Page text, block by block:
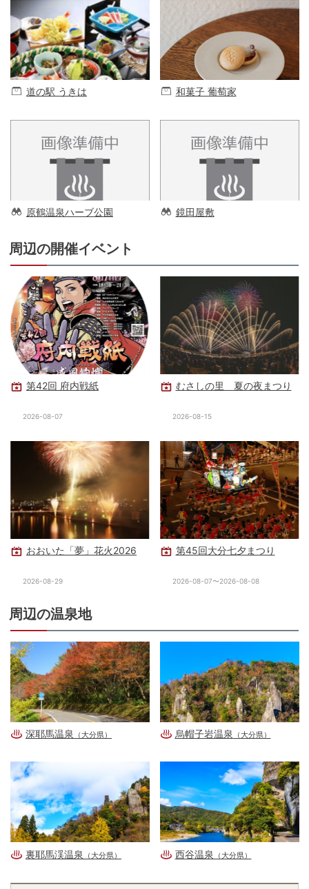
道の駅 うきは 和菓子 葡萄家
原鶴温泉ハーブ公園 鏡田屋敷
周辺の開催イベント
第42回 府内戦紙
2026-08-07
むさしの里 夏の夜まつり
2026-08-15
おおいた「夢」花火2026
2026-08-29
第45回大分七夕まつり
2026-08-07〜2026-08-08
周辺の温泉地
深耶馬温泉 （大分県） 烏帽子岩温泉 （大分県）
裏耶馬渓温泉 （大分県） 西谷温泉 （大分県）